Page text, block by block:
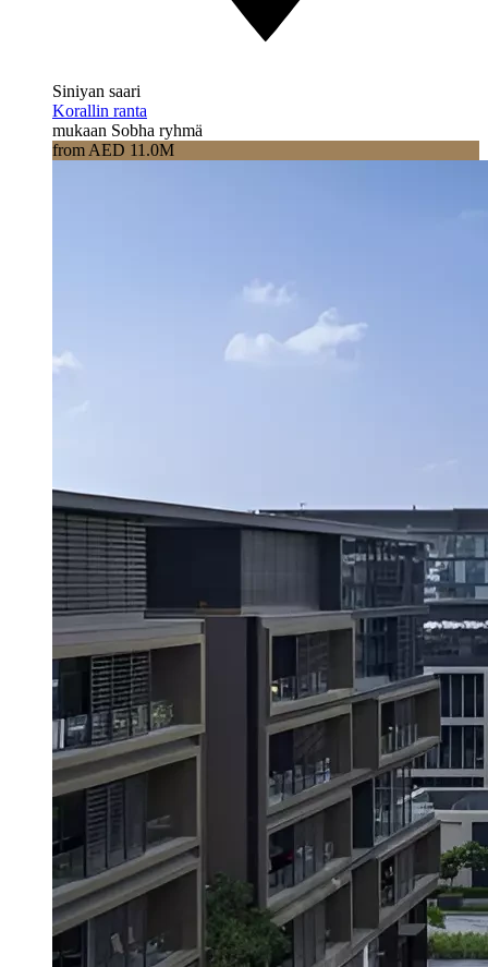
Siniyan saari
Korallin ranta
mukaan Sobha ryhmä
from AED 11.0M